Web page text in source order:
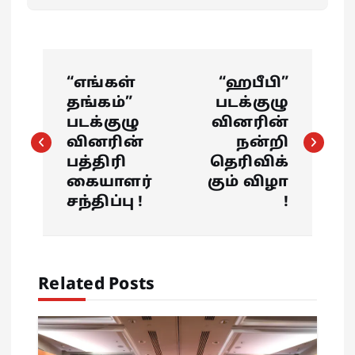
s
v
“எங்கள்
தங்கம்”
படக்குழு
வினரின்
பத்திரி
கையாளர்
சந்திப்பு !
“ஹபீபி”
படக்குழு
வினரின்
நன்றி
தெரிவிக்
கும் விழா
!
Related Posts